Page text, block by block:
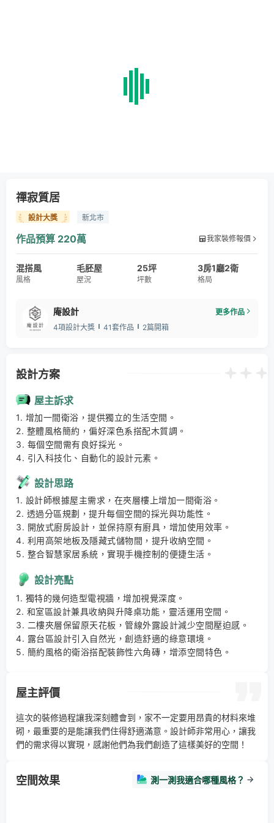
禪寂質居
設計大獎 新北市
作品預算 220萬 我家裝修報價
混搭風
風格
毛胚屋
屋況
25坪
坪數
3房1廳2衛
格局
庵設計
更多作品
4項設計大獎
41套作品 2篇開箱
設計方案
屋主訴求
1. 增加一間衛浴，提供獨立的生活空間。
2. 整體風格簡約，偏好深色系搭配木質調。
3. 每個空間需有良好採光。
4. 引入科技化、自動化的設計元素。
設計思路
1. 設計師根據屋主需求，在夾層樓上增加一間衛浴。
2. 透過分區規劃，提升每個空間的採光與功能性。
3. 開放式廚房設計，並保持原有廚具，增加使用效率。
4. 利用高架地板及隱藏式儲物間，提升收納空間。
5. 整合智慧家居系統，實現手機控制的便捷生活。
設計亮點
1. 獨特的幾何造型電視牆，增加視覺深度。
2. 和室區設計兼具收納與升降桌功能，靈活運用空間。
3. 二樓夾層保留原天花板，管線外露設計減少空間壓迫感。
4. 露台區設計引入自然光，創造舒適的綠意環境。
5. 簡約風格的衛浴搭配裝飾性六角磚，增添空間特色。
屋主評價
這次的裝修過程讓我深刻體會到，家不一定要用昂貴的材料來堆
砌，最重要的是能讓我們住得舒適滿意。設計師非常用心，讓我
們的需求得以實現，感謝他們為我們創造了這樣美好的空間！
空間效果 測一測我適合哪種風格？